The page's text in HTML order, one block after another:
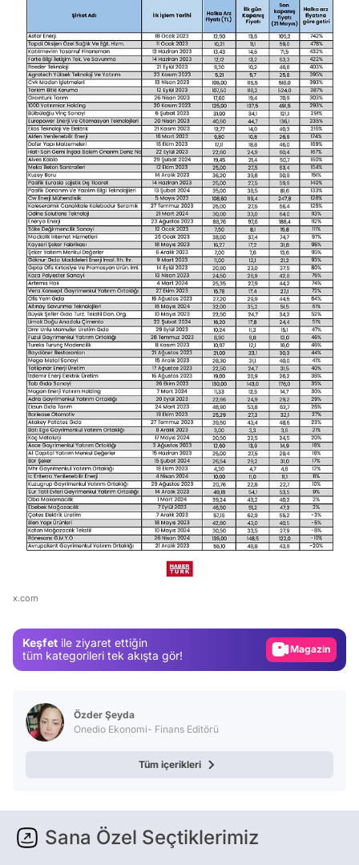
x.com
Keşfet ile ziyaret ettiğin
tüm kategorileri tek akışta gör!
Magazin
Özder Şeyda
Onedio Ekonomi- Finans Editörü
Tüm içerikleri
Sana Özel Seçtiklerimiz